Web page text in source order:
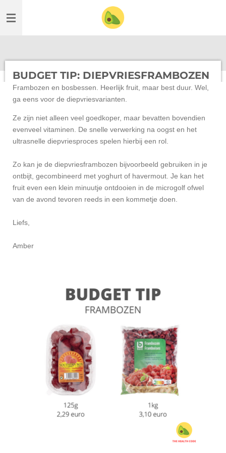
direct
BUDGET TIP: DIEPVRIESFRAMBOZEN
Frambozen en bosbessen. Heerlijk fruit, maar best duur. Wel,
ga eens voor de diepvriesvarianten.
Ze zijn niet alleen veel goedkoper, maar bevatten bovendien
evenveel vitaminen. De snelle verwerking na oogst en het
ultrasnelle diepvriesproces spelen hierbij een rol.
Zo kan je de diepvriesframbozen bijvoorbeeld gebruiken in je
ontbijt, gecombineerd met yoghurt of havermout. Je kan het
fruit even een klein minuutje ontdooien in de microgolf ofwel
van de avond tevoren reeds in een kommetje doen.
Liefs,
Amber